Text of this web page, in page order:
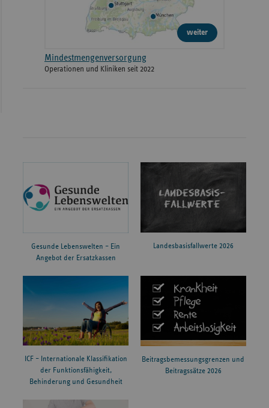
weiter
Mindestmengenversorgung
Operationen und Kliniken seit 2022
Gesunde Lebenswelten – Ein
Angebot der Ersatzkassen
Landesbasisfallwerte 2026
ICF – Internationale Klassifikation
der Funktionsfähigkeit,
Behinderung und Gesundheit
Beitragsbemessungsgrenzen und
Beitragssätze 2026